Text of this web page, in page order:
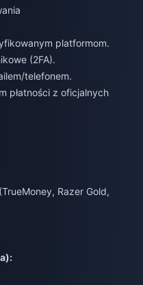
platformom.
(2FA).
telefonem.
płatności z oficjalnych
Razer Gold,